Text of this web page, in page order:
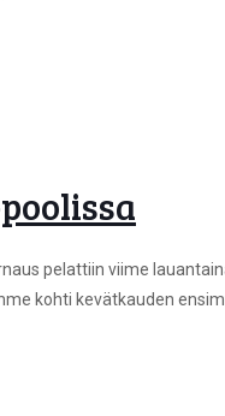
pelattiin viime
kohti kevätkauden